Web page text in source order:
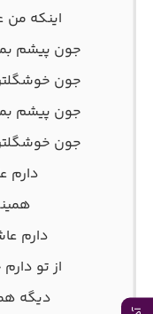
اینکه
جون پیشم
جون
جون پیشم
جون
دارم
دارم
از تو
دیگه